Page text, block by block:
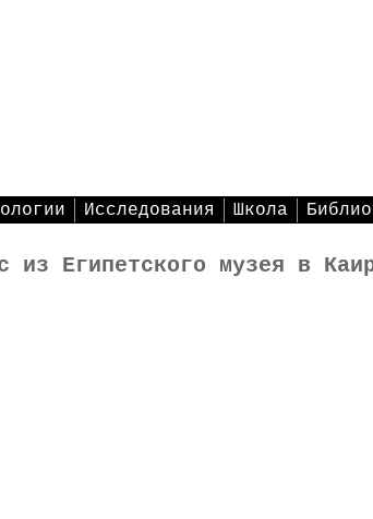
Исследования Школа
из Египетского музея в